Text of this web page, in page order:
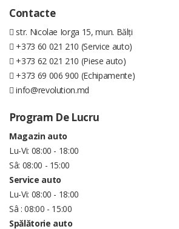
Contacte
str. Nicolae Iorga 15, mun. Bălți
+373 60 021 210 (Service auto)
+373 62 021 210 (Piese auto)
+373 69 006 900 (Echipamente)
info@revolution.md
Program De Lucru
Magazin auto
Lu-Vi: 08:00 - 18:00
Sâ: 08:00 - 15:00
Service auto
Lu-Vi: 08:00 - 18:00
Sâ : 08:00 - 15:00
Spălătorie auto